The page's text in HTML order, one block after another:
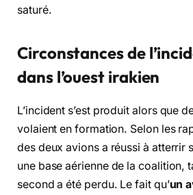
saturé.
Circonstances de
dans l’ouest irakien
L’incident s’est produit alors que
volaient en formation. Selon les
des deux avions a réussi à atterrir
une base aérienne de la coalition,
second a été perdu. Le fait qu’un